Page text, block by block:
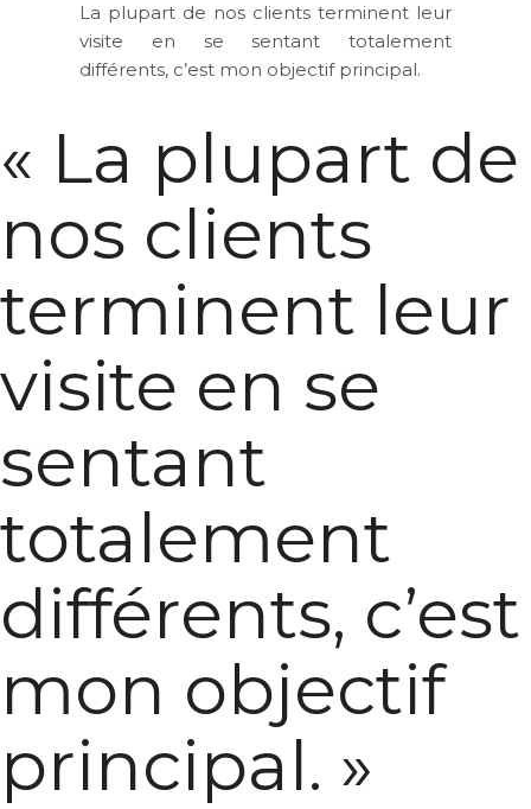
La plupart de nos clients terminent leur
visite en se sentant totalement
différents, c’est mon objectif principal.
« La plupart de
nos clients
terminent leur
visite en se
sentant
totalement
différents, c’est
mon objectif
principal. »